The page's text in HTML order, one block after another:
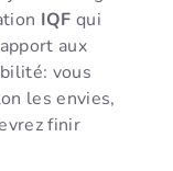
IQF qui
aux
vous
les envies,
finir